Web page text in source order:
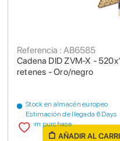
Cadena DID ZVM-X -
retenes - Oro/negro
Referencia : AB6585
Stock en almacén europeo
Estimación de llegada 6 Days
from purchase
AÑADIR AL